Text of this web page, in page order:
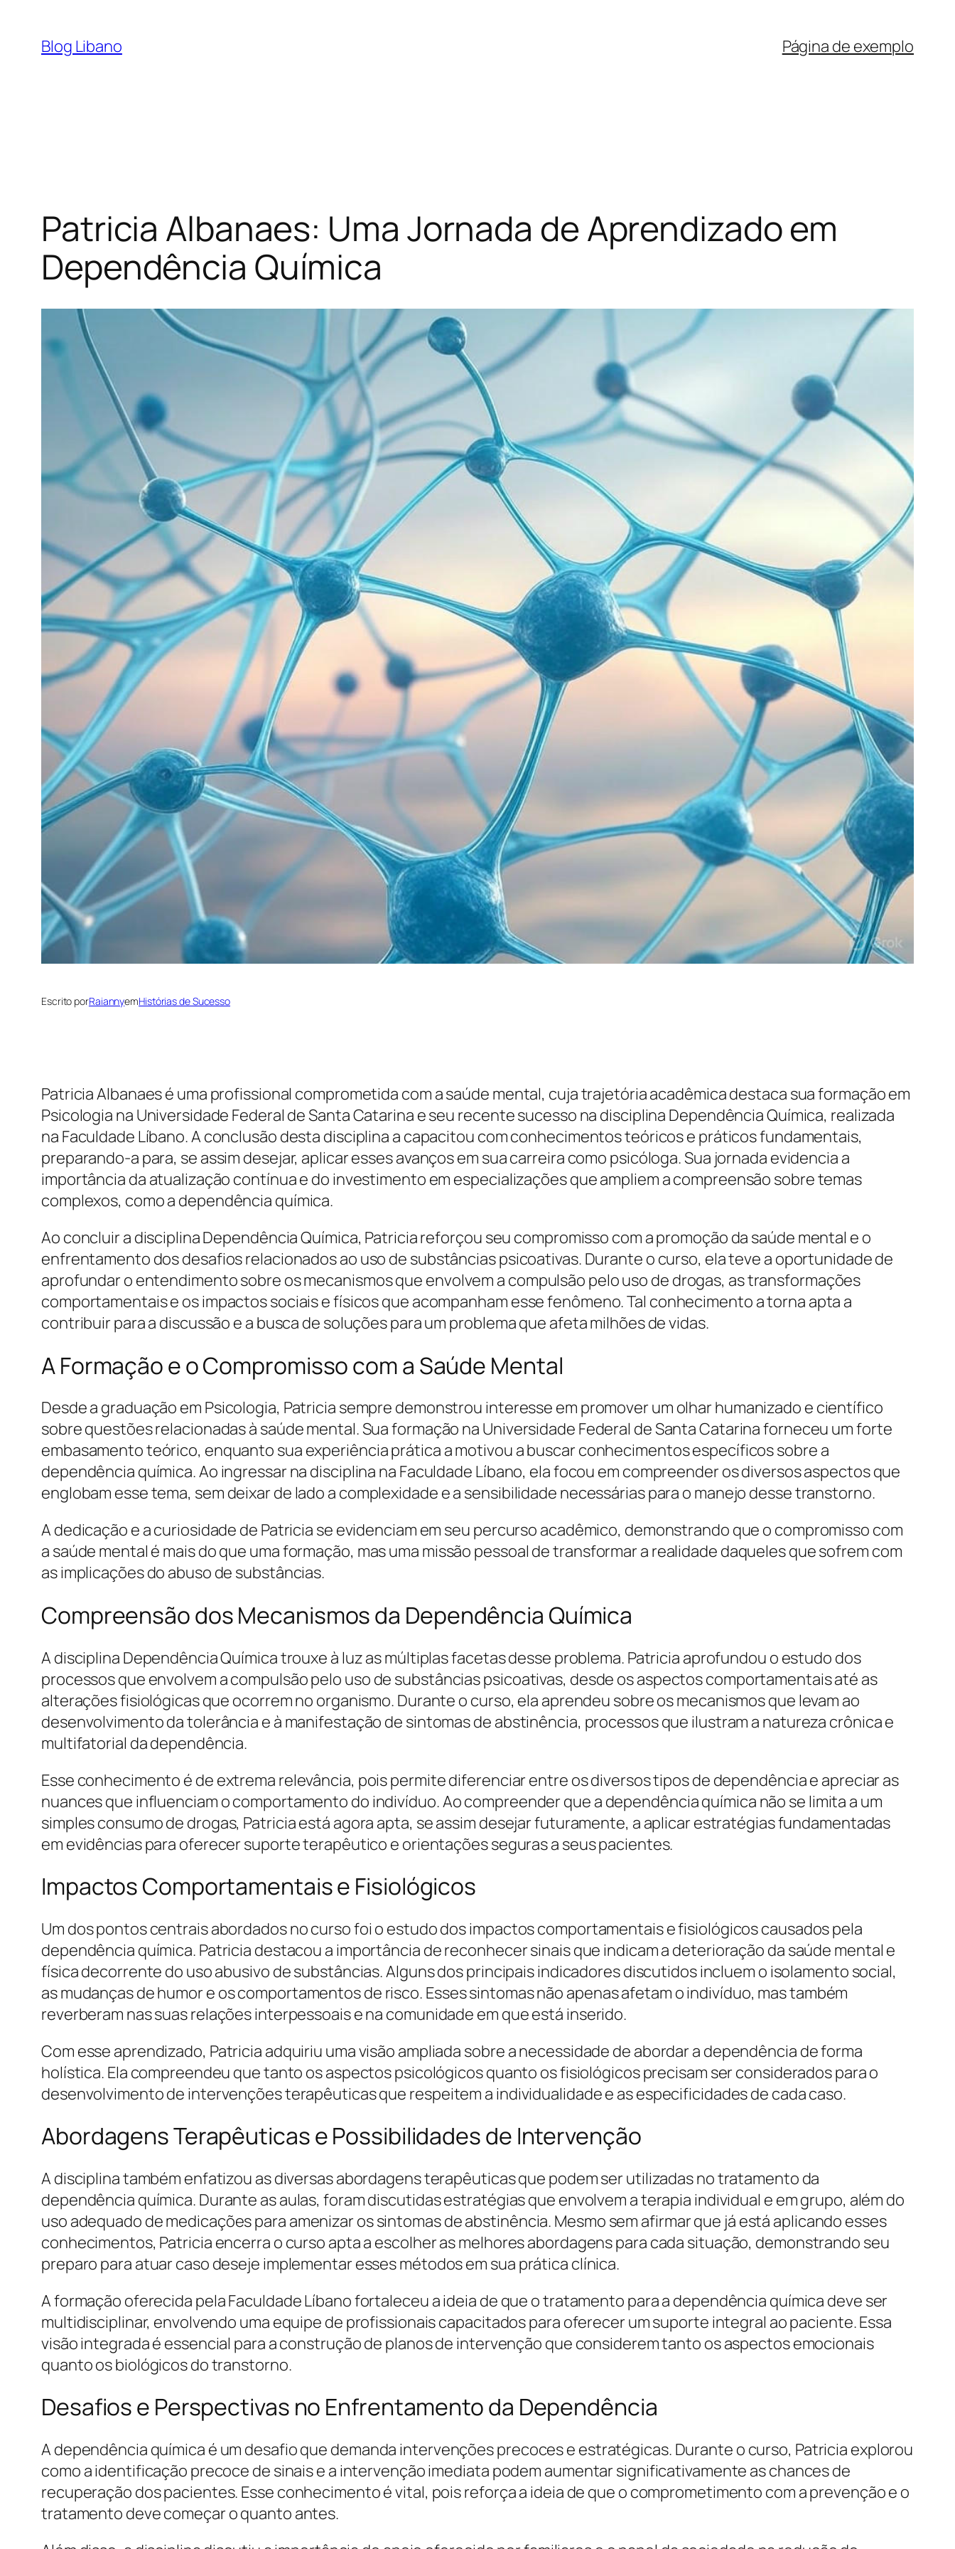
Blog Libano Página de exemplo
Patricia Albanaes: Uma Jornada de Aprendizado em
Dependência Química
Escrito porRaiannyemHistórias de Sucesso
Patricia Albanaes é uma profissional comprometida com a saúde mental, cuja trajetória acadêmica destaca sua formação em
Psicologia na Universidade Federal de Santa Catarina e seu recente sucesso na disciplina Dependência Química, realizada
na Faculdade Líbano. A conclusão desta disciplina a capacitou com conhecimentos teóricos e práticos fundamentais,
preparando-a para, se assim desejar, aplicar esses avanços em sua carreira como psicóloga. Sua jornada evidencia a
importância da atualização contínua e do investimento em especializações que ampliem a compreensão sobre temas
complexos, como a dependência química.
Ao concluir a disciplina Dependência Química, Patricia reforçou seu compromisso com a promoção da saúde mental e o
enfrentamento dos desafios relacionados ao uso de substâncias psicoativas. Durante o curso, ela teve a oportunidade de
aprofundar o entendimento sobre os mecanismos que envolvem a compulsão pelo uso de drogas, as transformações
comportamentais e os impactos sociais e físicos que acompanham esse fenômeno. Tal conhecimento a torna apta a
contribuir para a discussão e a busca de soluções para um problema que afeta milhões de vidas.
A Formação e o Compromisso com a Saúde Mental
Desde a graduação em Psicologia, Patricia sempre demonstrou interesse em promover um olhar humanizado e científico
sobre questões relacionadas à saúde mental. Sua formação na Universidade Federal de Santa Catarina forneceu um forte
embasamento teórico, enquanto sua experiência prática a motivou a buscar conhecimentos específicos sobre a
dependência química. Ao ingressar na disciplina na Faculdade Líbano, ela focou em compreender os diversos aspectos que
englobam esse tema, sem deixar de lado a complexidade e a sensibilidade necessárias para o manejo desse transtorno.
A dedicação e a curiosidade de Patricia se evidenciam em seu percurso acadêmico, demonstrando que o compromisso com
a saúde mental é mais do que uma formação, mas uma missão pessoal de transformar a realidade daqueles que sofrem com
as implicações do abuso de substâncias.
Compreensão dos Mecanismos da Dependência Química
A disciplina Dependência Química trouxe à luz as múltiplas facetas desse problema. Patricia aprofundou o estudo dos
processos que envolvem a compulsão pelo uso de substâncias psicoativas, desde os aspectos comportamentais até as
alterações fisiológicas que ocorrem no organismo. Durante o curso, ela aprendeu sobre os mecanismos que levam ao
desenvolvimento da tolerância e à manifestação de sintomas de abstinência, processos que ilustram a natureza crônica e
multifatorial da dependência.
Esse conhecimento é de extrema relevância, pois permite diferenciar entre os diversos tipos de dependência e apreciar as
nuances que influenciam o comportamento do indivíduo. Ao compreender que a dependência química não se limita a um
simples consumo de drogas, Patricia está agora apta, se assim desejar futuramente, a aplicar estratégias fundamentadas
em evidências para oferecer suporte terapêutico e orientações seguras a seus pacientes.
Impactos Comportamentais e Fisiológicos
Um dos pontos centrais abordados no curso foi o estudo dos impactos comportamentais e fisiológicos causados pela
dependência química. Patricia destacou a importância de reconhecer sinais que indicam a deterioração da saúde mental e
física decorrente do uso abusivo de substâncias. Alguns dos principais indicadores discutidos incluem o isolamento social,
as mudanças de humor e os comportamentos de risco. Esses sintomas não apenas afetam o indivíduo, mas também
reverberam nas suas relações interpessoais e na comunidade em que está inserido.
Com esse aprendizado, Patricia adquiriu uma visão ampliada sobre a necessidade de abordar a dependência de forma
holística. Ela compreendeu que tanto os aspectos psicológicos quanto os fisiológicos precisam ser considerados para o
desenvolvimento de intervenções terapêuticas que respeitem a individualidade e as especificidades de cada caso.
Abordagens Terapêuticas e Possibilidades de Intervenção
A disciplina também enfatizou as diversas abordagens terapêuticas que podem ser utilizadas no tratamento da
dependência química. Durante as aulas, foram discutidas estratégias que envolvem a terapia individual e em grupo, além do
uso adequado de medicações para amenizar os sintomas de abstinência. Mesmo sem afirmar que já está aplicando esses
conhecimentos, Patricia encerra o curso apta a escolher as melhores abordagens para cada situação, demonstrando seu
preparo para atuar caso deseje implementar esses métodos em sua prática clínica.
A formação oferecida pela Faculdade Líbano fortaleceu a ideia de que o tratamento para a dependência química deve ser
multidisciplinar, envolvendo uma equipe de profissionais capacitados para oferecer um suporte integral ao paciente. Essa
visão integrada é essencial para a construção de planos de intervenção que considerem tanto os aspectos emocionais
quanto os biológicos do transtorno.
Desafios e Perspectivas no Enfrentamento da Dependência
A dependência química é um desafio que demanda intervenções precoces e estratégicas. Durante o curso, Patricia explorou
como a identificação precoce de sinais e a intervenção imediata podem aumentar significativamente as chances de
recuperação dos pacientes. Esse conhecimento é vital, pois reforça a ideia de que o comprometimento com a prevenção e o
tratamento deve começar o quanto antes.